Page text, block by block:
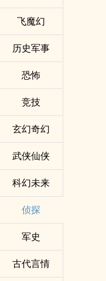
飞魔幻
历史军事
恐怖
竞技
玄幻奇幻
武侠仙侠
科幻未来
侦探
军史
古代言情